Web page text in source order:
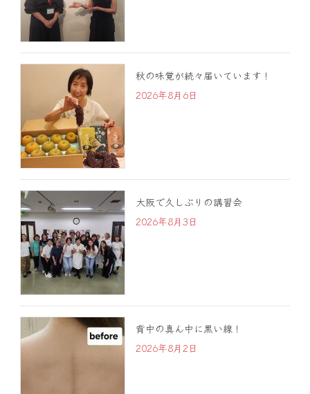
秋の味覚が続々届いています！
2026年8月6日
大阪で久しぶりの講習会
2026年8月3日
背中の真ん中に黒い線！
2026年8月2日